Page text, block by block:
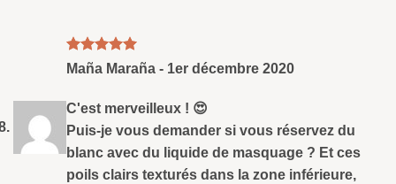
Note5sud
5
Maña Maraña - 1er décembre 2020
C'est merveilleux ! 😍
Puis-je vous demander si vous réservez du
blanc avec du liquide de masquage ? Et ces
poils clairs texturés dans la zone inférieure,